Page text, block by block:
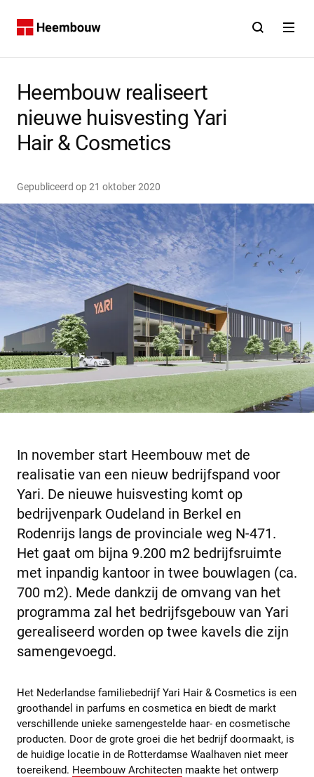
Home Open Open
Contact
Heembouw realiseert
nieuwe huisvesting Yari
Hair & Cosmetics
Gepubliceerd op 21 oktober 2020
In november start Heembouw met de
realisatie van een nieuw bedrijfspand voor
Yari. De nieuwe huisvesting komt op
bedrijvenpark Oudeland in Berkel en
Rodenrijs langs de provinciale weg N-471.
Het gaat om bijna 9.200 m2 bedrijfsruimte
met inpandig kantoor in twee bouwlagen (ca.
700 m2). Mede dankzij de omvang van het
programma zal het bedrijfsgebouw van Yari
gerealiseerd worden op twee kavels die zijn
samengevoegd.
Het Nederlandse familiebedrijf Yari Hair & Cosmetics is een
groothandel in parfums en cosmetica en biedt de markt
verschillende unieke samengestelde haar- en cosmetische
producten. Door de grote groei die het bedrijf doormaakt, is
de huidige locatie in de Rotterdamse Waalhaven niet meer
toereikend. Heembouw Architecten maakte het ontwerp